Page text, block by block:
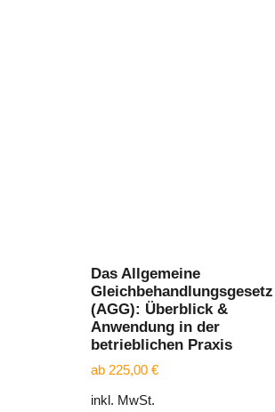
Das Allgemeine
Gleichbehandlungsgesetz
(AGG): Überblick &
Anwendung in der
betrieblichen Praxis
ab 225,00 €
inkl. MwSt.